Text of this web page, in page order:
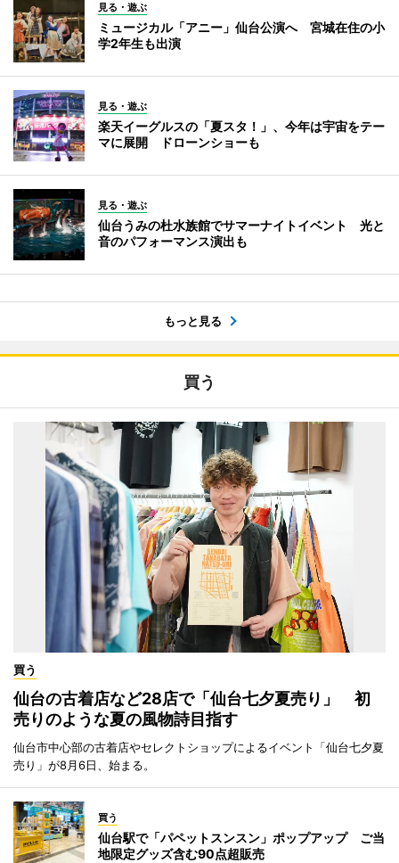
見る・遊ぶ
ミュージカル「アニー」仙台公演へ 宮城在住の小
学2年生も出演
見る・遊ぶ
楽天イーグルスの「夏スタ！」、今年は宇宙をテー
マに展開 ドローンショーも
見る・遊ぶ
仙台うみの杜水族館でサマーナイトイベント 光と
音のパフォーマンス演出も
もっと見る
買う
買う
仙台の古着店など28店で「仙台七夕夏売り」 初
売りのような夏の風物詩目指す
仙台市中心部の古着店やセレクトショップによるイベント「仙台七夕夏
売り」が8月6日、始まる。
買う
仙台駅で「パペットスンスン」ポップアップ ご当
地限定グッズ含む90点超販売